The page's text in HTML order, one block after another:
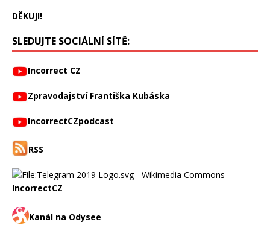
DĚKUJI!
SLEDUJTE SOCIÁLNÍ SÍTĚ:
Incorrect CZ
Zpravodajství Františka Kubáska
IncorrectCZpodcast
RSS
IncorrectCZ
Kanál na Odysee